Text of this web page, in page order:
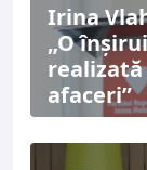
Irina
„O
afaceri”